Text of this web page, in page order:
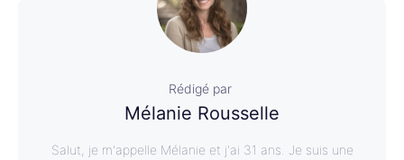
Rédigé par
Mélanie Rousselle
Salut, je m'appelle Mélanie et j'ai 31 ans. Je suis une